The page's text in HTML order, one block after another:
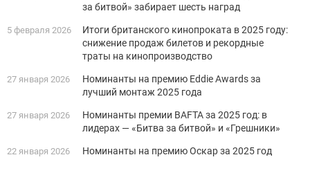
за битвой» забирает шесть наград
5 февраля 2026
Итоги британского кинопроката в 2025 году:
снижение продаж билетов и рекордные
траты на кинопроизводство
27 января 2026
Номинанты на премию Eddie Awards за
лучший монтаж 2025 года
27 января 2026
Номинанты премии BAFTA за 2025 год: в
лидерах — «Битва за битвой» и «Грешники»
22 января 2026 Номинанты на премию Оскар за 2025 год